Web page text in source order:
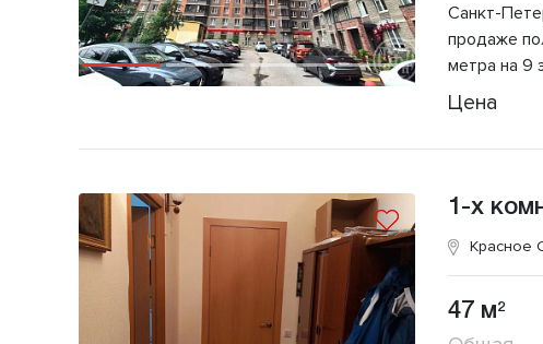
Санкт-
продаже
метра на 9
Цена
1-х
Красное
47 м2